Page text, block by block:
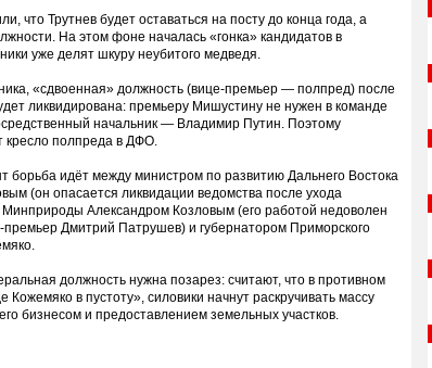
что Трутнев будет оставаться на посту до конца года, а
На этом фоне началась «гонка» кандидатов в
уже делят шкуру неубитого медведя.
«сдвоенная» должность (вице-премьер — полпред) после
ликвидирована: премьеру Мишустину не нужен в команде
начальник — Владимир Путин. Поэтому
кресло полпреда в ДФО.
борьба идёт между министром по развитию Дальнего Востока
(он опасается ликвидации ведомства после ухода
Минприроды Александром Козловым (его работой недоволен
Дмитрий Патрушев) и губернатором Приморского
должность нужна позарез: считают, что в противном
Кожемяко в пустоту», силовики начнут раскручивать массу
бизнесом и предоставлением земельных участков.